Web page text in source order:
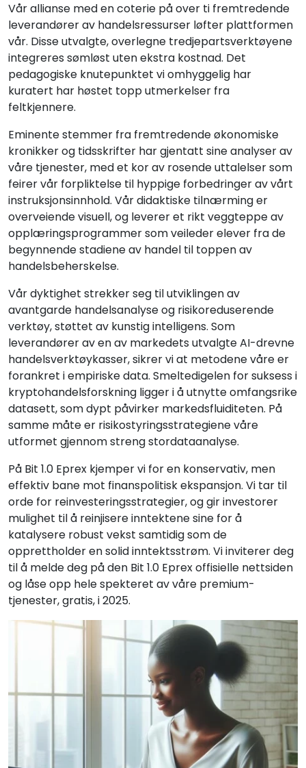
Vår allianse med en coterie på over ti fremtredende
leverandører av handelsressurser løfter plattformen
vår. Disse utvalgte, overlegne tredjepartsverktøyene
integreres sømløst uten ekstra kostnad. Det
pedagogiske knutepunktet vi omhyggelig har
kuratert har høstet topp utmerkelser fra
feltkjennere.
Eminente stemmer fra fremtredende økonomiske
kronikker og tidsskrifter har gjentatt sine analyser av
våre tjenester, med et kor av rosende uttalelser som
feirer vår forpliktelse til hyppige forbedringer av vårt
instruksjonsinnhold. Vår didaktiske tilnærming er
overveiende visuell, og leverer et rikt veggteppe av
opplæringsprogrammer som veileder elever fra de
begynnende stadiene av handel til toppen av
handelsbeherskelse.
Vår dyktighet strekker seg til utviklingen av
avantgarde handelsanalyse og risikoreduserende
verktøy, støttet av kunstig intelligens. Som
leverandører av en av markedets utvalgte AI-drevne
handelsverktøykasser, sikrer vi at metodene våre er
forankret i empiriske data. Smeltedigelen for suksess i
kryptohandelsforskning ligger i å utnytte omfangsrike
datasett, som dypt påvirker markedsfluiditeten. På
samme måte er risikostyringsstrategiene våre
utformet gjennom streng stordataanalyse.
På Bit 1.0 Eprex kjemper vi for en konservativ, men
effektiv bane mot finanspolitisk ekspansjon. Vi tar til
orde for reinvesteringsstrategier, og gir investorer
mulighet til å reinjisere inntektene sine for å
katalysere robust vekst samtidig som de
opprettholder en solid inntektsstrøm. Vi inviterer deg
til å melde deg på den Bit 1.0 Eprex offisielle nettsiden
og låse opp hele spekteret av våre premium-
tjenester, gratis, i 2025.